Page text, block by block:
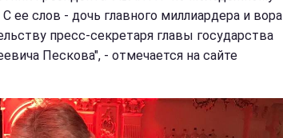
ее слов - дочь главного миллиардера и вора
пресс-секретаря главы государства
Пескова", - отмечается на сайте